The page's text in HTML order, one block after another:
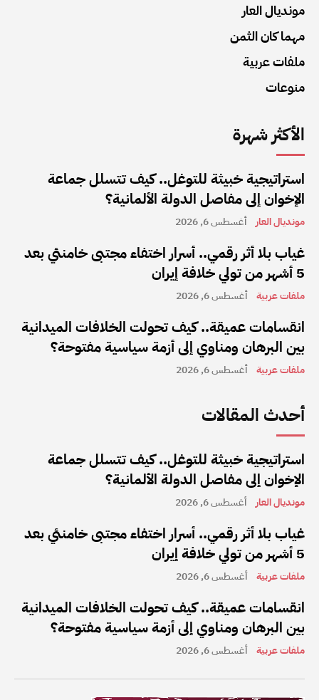
مونديال العار
مهما كان الثمن
ملفات عربية
منوعات
الأكثر شهرة
استراتيجية خبيثة للتوغل.. كيف تتسلل جماعة
الإخوان إلى مفاصل الدولة الألمانية؟
مونديال العار أغسطس 6, 2026
غياب بلا أثر رقمي.. أسرار اختفاء مجتبى خامنئي بعد
5 أشهر من تولي خلافة إيران
ملفات عربية أغسطس 6, 2026
انقسامات عميقة.. كيف تحولت الخلافات الميدانية
بين البرهان ومناوي إلى أزمة سياسية مفتوحة؟
ملفات عربية أغسطس 6, 2026
أحدث المقالات
استراتيجية خبيثة للتوغل.. كيف تتسلل جماعة
الإخوان إلى مفاصل الدولة الألمانية؟
مونديال العار أغسطس 6, 2026
غياب بلا أثر رقمي.. أسرار اختفاء مجتبى خامنئي بعد
5 أشهر من تولي خلافة إيران
ملفات عربية أغسطس 6, 2026
انقسامات عميقة.. كيف تحولت الخلافات الميدانية
بين البرهان ومناوي إلى أزمة سياسية مفتوحة؟
ملفات عربية أغسطس 6, 2026